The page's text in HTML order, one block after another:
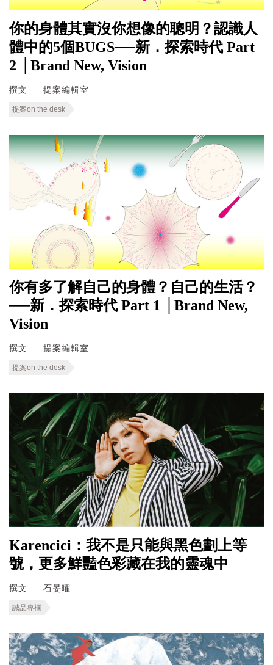
你的身體其實沒你想像的聰明？認識人
體中的5個BUGS──新．探索時代 Part
2 │Brand New, Vision
撰文 提案編輯室
提案on the desk
你有多了解自己的身體？自己的生活？
──新．探索時代 Part 1 │Brand New,
Vision
撰文 提案編輯室
提案on the desk
Karencici：我不是只能與黑色劃上等
號，更多鮮豔色彩藏在我的靈魂中
撰文 石旻曜
誠品專欄